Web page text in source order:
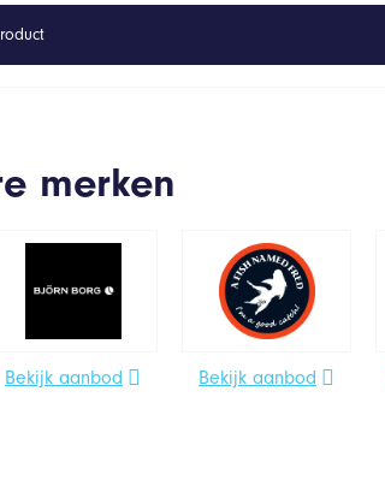
merken
Bekijk aanbod Bekijk aanbod